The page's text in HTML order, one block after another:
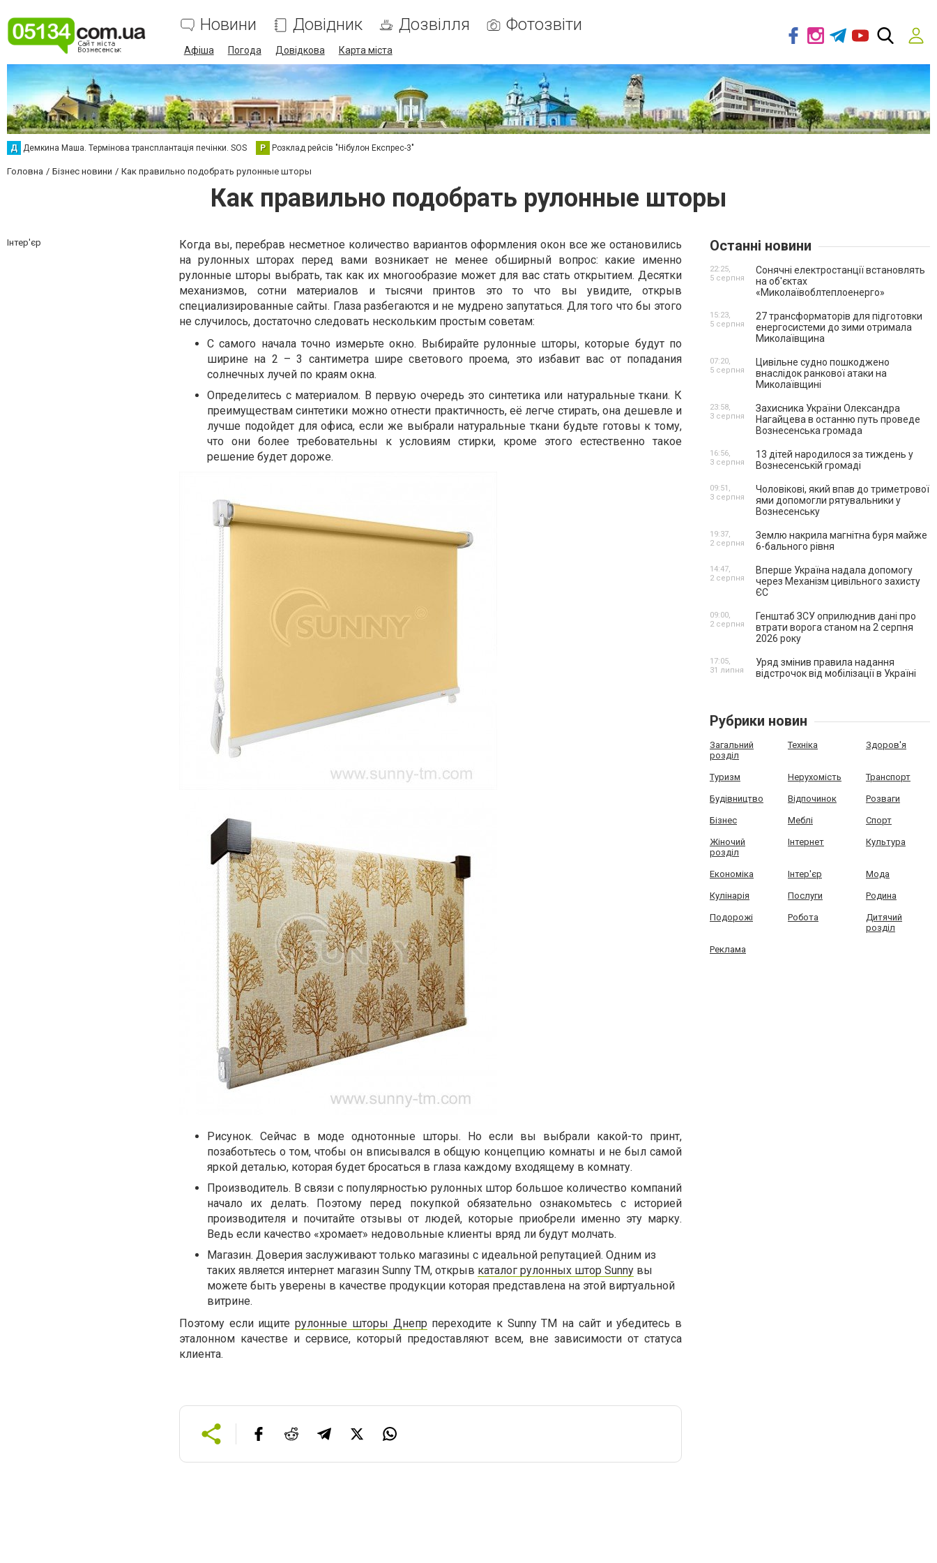
Новини Довідник Дозвілля Фотозвіти
Афіша Погода Довідкова Карта міста
Д Демкина Маша. Термінова трансплантація печінки. SOS Р Розклад рейсів "Нібулон Експрес-3"
Головна Бізнес новини Как правильно подобрать рулонные шторы
Как правильно подобрать рулонные шторы
Інтер'єр
Когда вы, перебрав несметное количество вариантов оформления окон все же остановились
на рулонных шторах перед вами возникает не менее обширный вопрос: какие именно
рулонные шторы выбрать, так как их многообразие может для вас стать открытием. Десятки
механизмов, сотни материалов и тысячи принтов это то что вы увидите, открыв
специализированные сайты. Глаза разбегаются и не мудрено запутаться. Для того что бы этого
не случилось, достаточно следовать нескольким простым советам:
С самого начала точно измерьте окно. Выбирайте рулонные шторы, которые будут по
ширине на 2 – 3 сантиметра шире светового проема, это избавит вас от попадания
солнечных лучей по краям окна.
Определитесь с материалом. В первую очередь это синтетика или натуральные ткани. К
преимуществам синтетики можно отнести практичность, её легче стирать, она дешевле и
лучше подойдет для офиса, если же выбрали натуральные ткани будьте готовы к тому,
что они более требовательны к условиям стирки, кроме этого естественно такое
решение будет дороже.
Рисунок. Сейчас в моде однотонные шторы. Но если вы выбрали какой-то принт,
позаботьтесь о том, чтобы он вписывался в общую концепцию комнаты и не был самой
яркой деталью, которая будет бросаться в глаза каждому входящему в комнату.
Производитель. В связи с популярностью рулонных штор большое количество компаний
начало их делать. Поэтому перед покупкой обязательно ознакомьтесь с историей
производителя и почитайте отзывы от людей, которые приобрели именно эту марку.
Ведь если качество «хромает» недовольные клиенты вряд ли будут молчать.
Магазин. Доверия заслуживают только магазины с идеальной репутацией. Одним из
таких является интернет магазин Sunny TM, открыв каталог рулонных штор Sunny вы
можете быть уверены в качестве продукции которая представлена на этой виртуальной
витрине.
Поэтому если ищитерулонные шторы Днепр переходите к Sunny TM на сайт и убедитесь в
эталонном качестве и сервисе, который предоставляют всем, вне зависимости от статуса
клиента.
Останні новини
Сонячні електростанції встановлять
на об'єктах
«Миколаївоблтеплоенерго»
22:25,
5 серпня
27 трансформаторів для підготовки
енергосистеми до зими отримала
Миколаївщина
15:23,
5 серпня
Цивільне судно пошкоджено
внаслідок ранкової атаки на
Миколаївщині
07:20,
5 серпня
Захисника України Олександра
Нагайцева в останню путь проведе
Вознесенська громада
23:58,
3 серпня
13 дітей народилося за тиждень у
Вознесенській громаді
16:56,
3 серпня
Чоловікові, який впав до триметрової
ями допомогли рятувальники у
Вознесенську
09:51,
3 серпня
Землю накрила магнітна буря майже
6-бального рівня
19:37,
2 серпня
Вперше Україна надала допомогу
через Механізм цивільного захисту
ЄС
14:47,
2 серпня
Генштаб ЗСУ оприлюднив дані про
втрати ворога станом на 2 серпня
2026 року
09:00,
2 серпня
Уряд змінив правила надання
відстрочок від мобілізації в Україні
17:05,
31 липня
Рубрики новин
Загальний
розділ
Техніка Здоров'я
Туризм Нерухомість Транспорт
Будівництво Відпочинок Розваги
Бізнес Меблі Спорт
Жіночий
розділ
Інтернет Культура
Економіка Інтер'єр Мода
Кулінарія Послуги Родина
Подорожі Робота
Дитячий
розділ
Реклама